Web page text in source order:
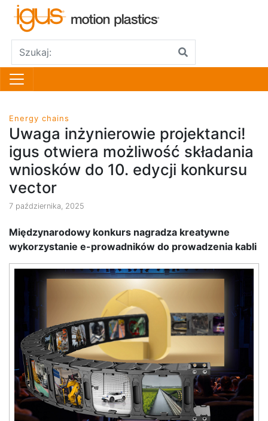
Energy chains
Uwaga inżynierowie projektanci!
igus otwiera możliwość składania
wniosków do 10. edycji konkursu
vector
7 października, 2025
Międzynarodowy konkurs nagradza kreatywne
wykorzystanie e-prowadników do prowadzenia kabli